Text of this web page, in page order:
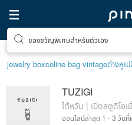
ของขวัญพิเศษสำหรับตัวเอง
jewelry boxceline bag vintageต่างหูเ
TUZIGI
ไต้หวัน | เปิดสตูดิโอ
ออนไลน์ล่าสุด 1 - 3 วันที่